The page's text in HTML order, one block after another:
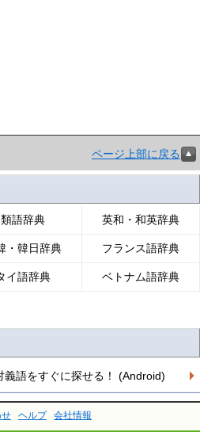
ページ上部に戻る
類語辞典 英和・和英辞典
・韓日辞典 フランス語辞典
イ語辞典 ベトナム語辞典
語をすぐに探せる！ (Android)
せ ヘルプ 会社情報